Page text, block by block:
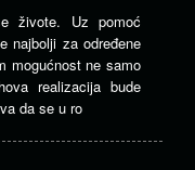
živote. Uz pomoć
najbolji za određene
mogućnost ne samo
realizacija bude
da se u ro